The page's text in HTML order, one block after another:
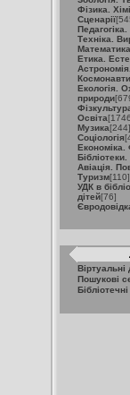
Фізика.
Сценарії
Техніка.
Математика
Етика.
Астрономія.
Екологія.
природи
Освіта
Музика[244]
Соціологія
Економіка.
Авіація.
Туризм[110]
УДК в
дітей[76]
Віртуальні
Пошукові